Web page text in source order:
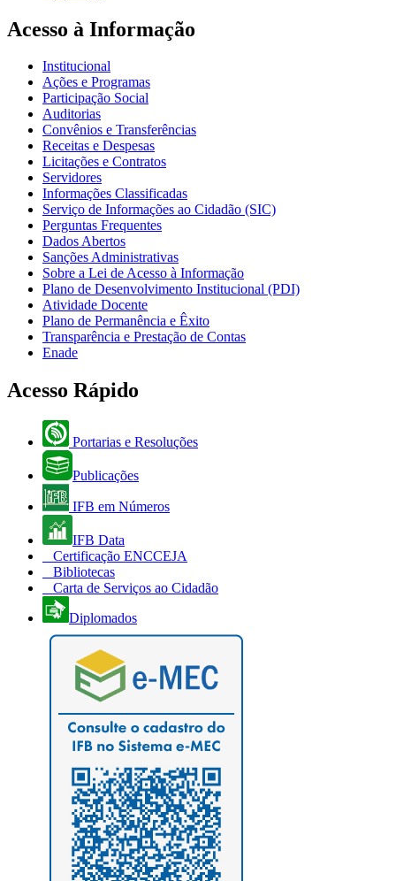
Acesso à Informação
Institucional
Ações e Programas
Participação Social
Auditorias
Convênios e Transferências
Receitas e Despesas
Licitações e Contratos
Servidores
Informações Classificadas
Serviço de Informações ao Cidadão (SIC)
Perguntas Frequentes
Dados Abertos
Sanções Administrativas
Sobre a Lei de Acesso à Informação
Plano de Desenvolvimento Institucional (PDI)
Atividade Docente
Plano de Permanência e Êxito
Transparência e Prestação de Contas
Enade
Acesso Rápido
Portarias e Resoluções
Publicações
IFB em Números
IFB Data
Certificação ENCCEJA
Bibliotecas
Carta de Serviços ao Cidadão
Diplomados